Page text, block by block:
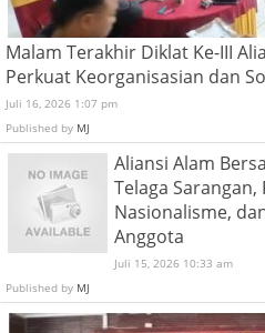
Malam Terakhir Diklat Ke-III
Perkuat Keorganisasian dan
Juli 16, 2026 1:07 pm
Published by MJ
Aliansi Alam
Telaga
Nasionalisme,
Anggota
Juli 15, 2026 10:33 am
Published by MJ